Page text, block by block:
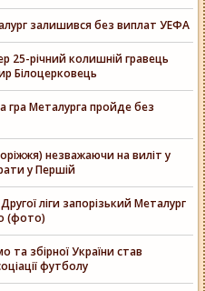
залишився без виплат УЕФА
25-річний колишній гравець
Білоцерковець
гра Металурга пройде без
незважаючи на виліт у
у Першій
ліги запорізький Металург
(фото)
та збірної України став
футболу